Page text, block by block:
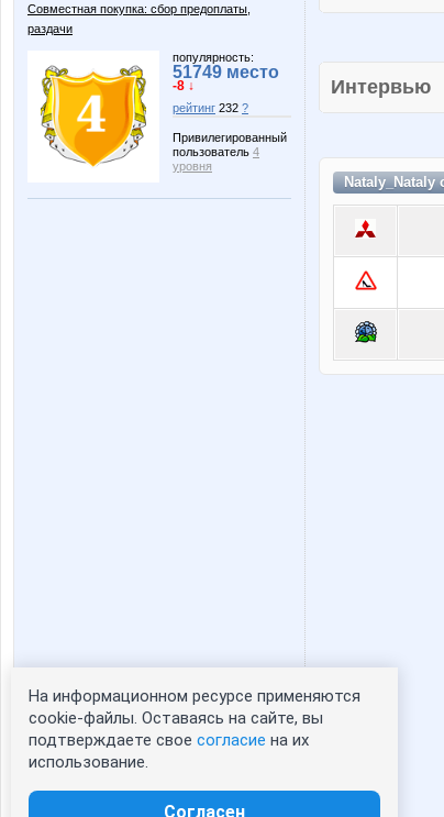
Совместная покупка: сбор предоплаты,
раздачи
популярность:
51749 место
-8 ↓
рейтинг 232 ?
Привилегированный
пользователь 4
уровня
Статистика портрета:
сейчас просматривают портрет - 0
зарегистрированные пользователи
Интервью
Nataly_Nataly
На информационном ресурсе применяются
cookie-файлы. Оставаясь на сайте, вы
подтверждаете свое согласие на их
использование.
Согласен